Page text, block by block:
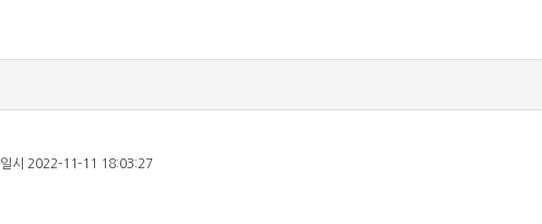
일시 2022-11-11 18:03:27